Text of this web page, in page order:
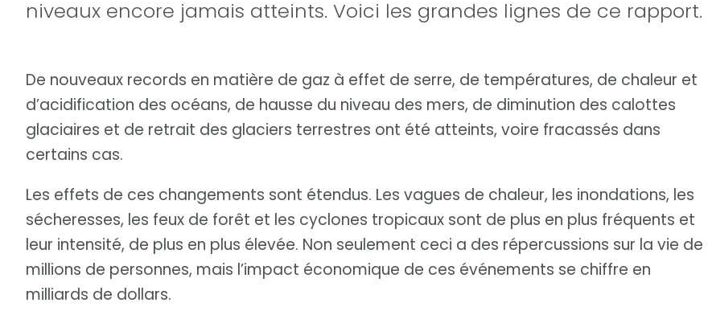
niveaux encore jamais atteints. Voici les grandes lignes de ce rapport.
De nouveaux records en matière de gaz à effet de serre, de températures, de chaleur et
d’acidification des océans, de hausse du niveau des mers, de diminution des calottes
glaciaires et de retrait des glaciers terrestres ont été atteints, voire fracassés dans
certains cas.
Les effets de ces changements sont étendus. Les vagues de chaleur, les inondations, les
sécheresses, les feux de forêt et les cyclones tropicaux sont de plus en plus fréquents et
leur intensité, de plus en plus élevée. Non seulement ceci a des répercussions sur la vie de
millions de personnes, mais l’impact économique de ces événements se chiffre en
milliards de dollars.